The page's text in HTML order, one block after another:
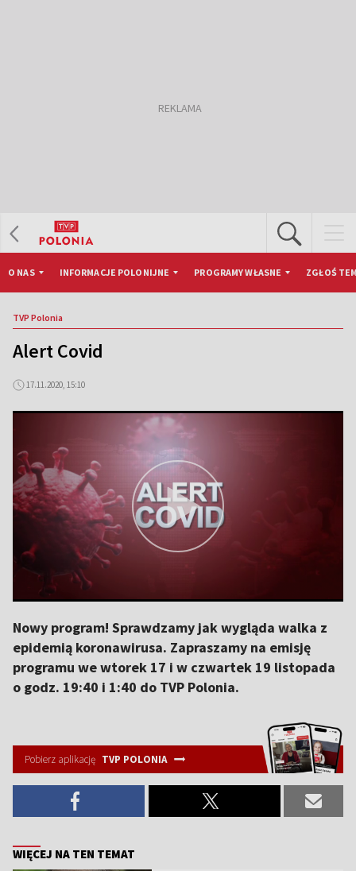
O NAS INFORMACJE POLONIJNE PROGRAMY WŁASNE ZGŁOŚ
TVP Polonia
Alert Covid
17.11.2020, 15:10
Nowy program! Sprawdzamy jak wygląda walka z
epidemią koronawirusa. Zapraszamy na emisję
programu we wtorek 17 i w czwartek 19 listopada
o godz. 19:40 i 1:40 do TVP Polonia.
Pobierz aplikację TVP POLONIA
WIĘCEJ NA TEN TEMAT